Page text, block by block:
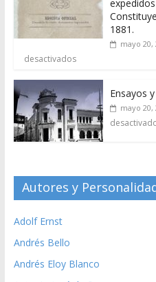
1881.
mayo 20,
desactivados
Ensayos
mayo 20,
Autores y
Adolf Ernst
Andrés Bello
Andrés Eloy Blanco